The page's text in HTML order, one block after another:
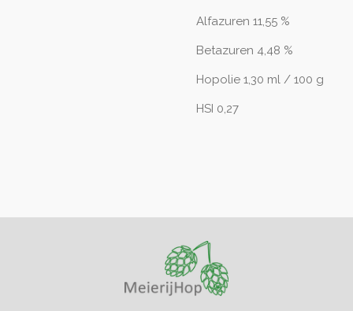
Alfazuren 11,55 %
Betazuren 4,48 %
Hopolie 1,30 ml / 100 g
HSI 0,27